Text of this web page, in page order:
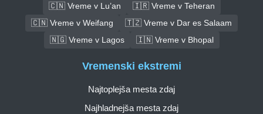
🇨🇳 Vreme v Lu’an
🇮🇷 Vreme v Teheran
🇨🇳 Vreme v Weifang
🇹🇿 Vreme v Dar es Salaam
🇳🇬 Vreme v Lagos
🇮🇳 Vreme v Bhopal
Vremenski ekstremi
Najtoplejša mesta zdaj
Najhladnejša mesta zdaj